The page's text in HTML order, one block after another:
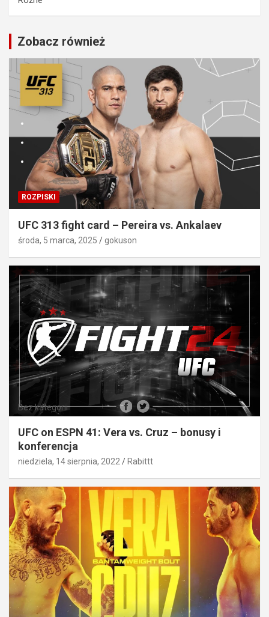
Zobacz również
ROZPISKI
UFC 313 fight card – Pereira vs. Ankalaev
środa, 5 marca, 2025 gokuson
Bez kategorii
UFC on ESPN 41: Vera vs. Cruz – bonusy i
konferencja
niedziela, 14 sierpnia, 2022 Rabittt